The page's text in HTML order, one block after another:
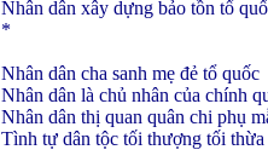
Nhân dân xây dựng bảo tồn tổ
*
Nhân dân cha sanh mẹ đẻ tổ quốc
Nhân dân là chủ nhân của chính
Nhân dân thị quan quân chi phụ
Tình tự dân tộc tối thượng tối thừa